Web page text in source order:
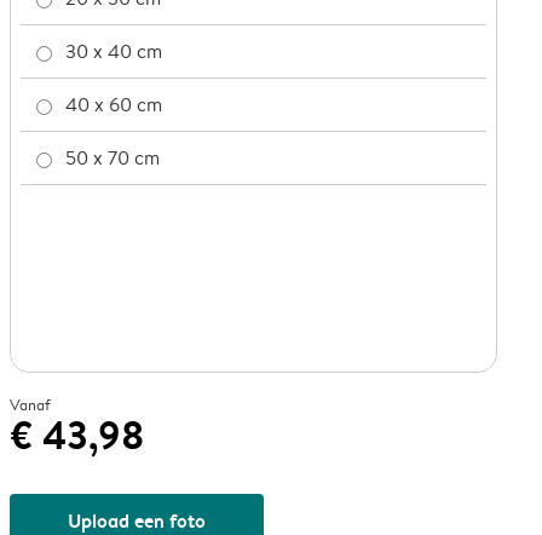
30 x 40 cm
40 x 60 cm
50 x 70 cm
Vanaf
€ 43,98
Upload een foto